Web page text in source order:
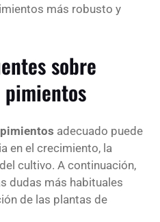
más robusto y
sobre
adecuado puede
en el crecimiento, la
cultivo. A continuación,
dudas más habituales
de las plantas de